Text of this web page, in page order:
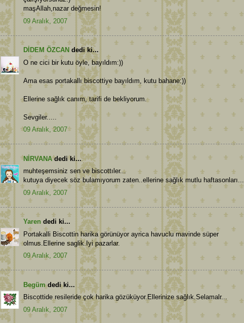
maşAllah,nazar değmesin!
09 Aralık, 2007
DİDEM ÖZCAN dedi ki...
O ne cici bir kutu öyle, bayıldım:))
Ama esas portakallı biscottiye bayıldım, kutu bahane:))
Ellerine sağlık canım, tarifi de bekliyorum.
Sevgiler.....
09 Aralık, 2007
NİRVANAdedi ki...
muhteşemsiniz sen ve biscottıler...
kutuya diyecek söz bulamıyorum zaten..ellerine sağlık mutlu haftasonları...
09 Aralık, 2007
Yaren dedi ki...
Portakalli Biscottin harika görünüyor ayrica havuclu mavinde süper
olmus.Ellerine saglik.Iyi pazarlar.
09 Aralık, 2007
Begümdedi ki...
Biscottide resileride çok harika gözüküyor.Ellerinize sağlık.Selamalr...
09 Aralık, 2007